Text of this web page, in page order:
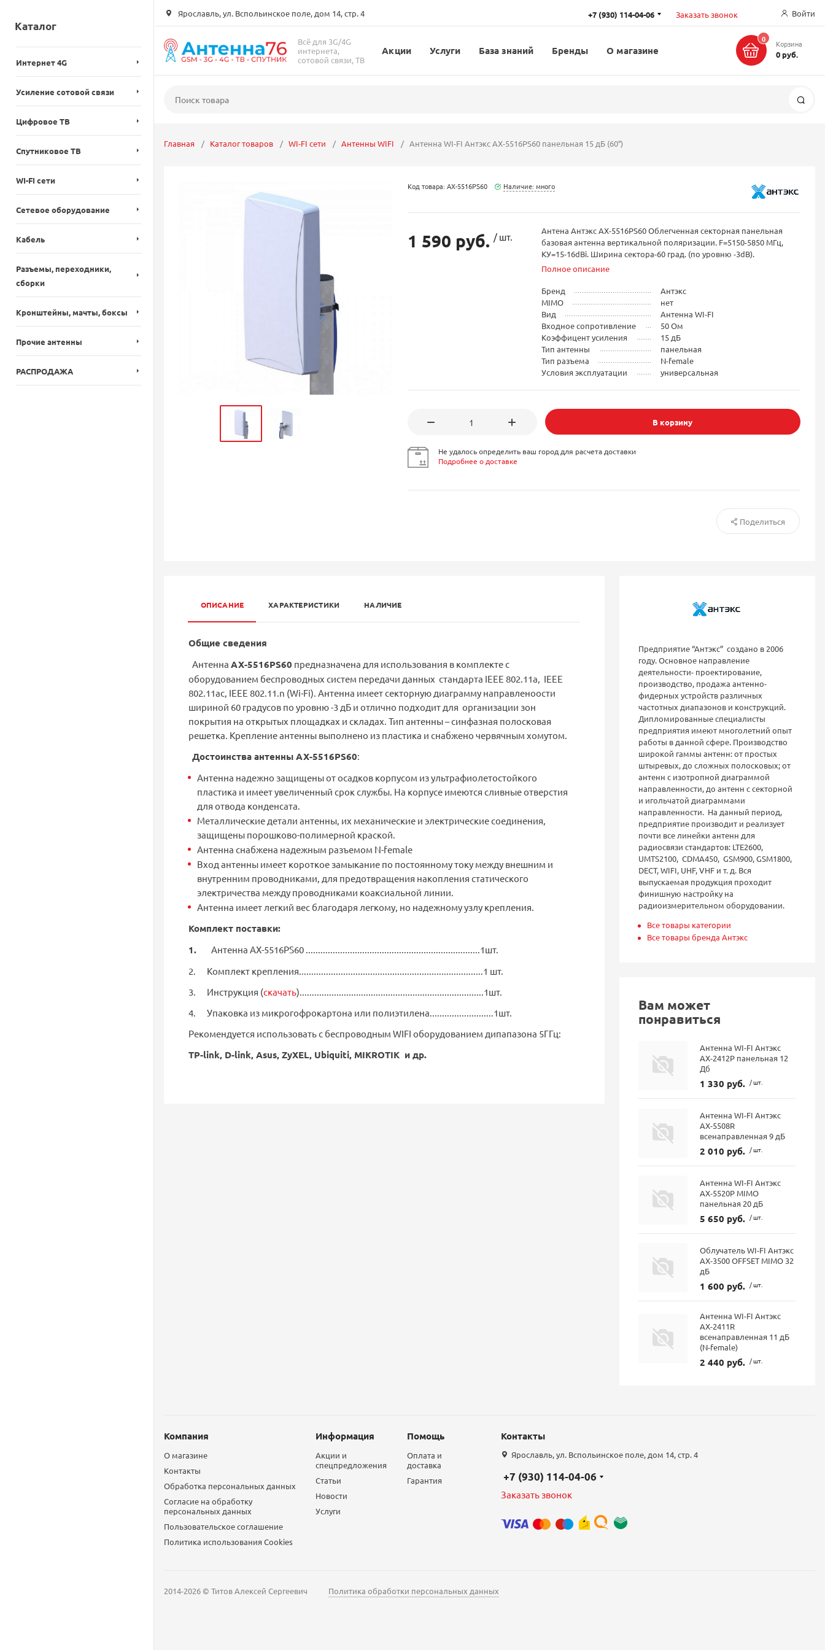
Ярославль, ул. Вспольинское поле, дом 14, стр. 4 +7 (930) 114-04-06 Заказать звонок Войти
Всё для 3G/4G
интернета,
сотовой связи, ТВ
Акции Услуги База знаний Бренды О магазине
0 Корзина
0 руб.
Каталог
Интернет 4G
Усиление сотовой связи
Цифровое ТВ
Спутниковое ТВ
WI-FI сети
Сетевое оборудование
Кабель
Разъемы, переходники,
сборки
Кронштейны, мачты, боксы
Прочие антенны
РАСПРОДАЖА
Главная Каталог товаров WI-FI сети Антенны WIFI Антенна WI-FI Антэкс AX-5516PS60 панельная 15 дБ (60°)
Код товара: AX-5516PS60 Наличие: много
1 590 руб. / шт.
Антена Антэкс AX-5516PS60 Облегченная секторная панельная
базовая антенна вертикальной поляризации. F=5150-5850 МГц,
КУ=15-16dBi. Ширина сектора-60 град. (по уровню -3dB).
Полное описание
Бренд
Антэкс
MIMO
нет
Вид
Антенна WI-FI
Входное сопротивление
50 Ом
Коэффицент усиления
15 дБ
Тип антенны
панельная
Тип разъема
N-female
Условия эксплуатации
универсальная
В корзину
Не удалось определить ваш город для расчета доставки
Подробнее о доставке
Поделиться
ОПИСАНИЕ ХАРАКТЕРИСТИКИ НАЛИЧИЕ
Общие сведения
Антенна AX-5516PS60 предназначена для использования в комплекте с
оборудованием беспроводных систем передачи данных стандарта IEEE 802.11а, IEEE
802.11aс, IEEE 802.11.n (Wi-Fi). Антенна имеет секторную диаграмму направленоости
шириной 60 градусов по уровню -3 дБ и отлично подходит для организации зон
покрытия на открытых площадках и складах. Тип антенны – синфазная полосковая
решетка. Крепление антенны выполнено из пластика и снабжено червячным хомутом.
Достоинства антенны AX-5516PS60:
Антенна надежно защищены от осадков корпусом из ультрафиолетостойкого
пластика и имеет увеличенный срок службы. На корпусе имеются сливные отверстия
для отвода конденсата.
Металлические детали антенны, их механические и электрические соединения,
защищены порошково-полимерной краской.
Антенна снабжена надежным разъемом N-female
Вход антенны имеет короткое замыкание по постоянному току между внешним и
внутренним проводниками, для предотвращения накопления статического
электричества между проводниками коаксиальной линии.
Антенна имеет легкий вес благодаря легкому, но надежному узлу крепления.
Комплект поставки:
1. Антенна AX-5516PS60 .......................................................................1шт.
2. Комплект крепления...........................................................................1 шт.
3. Инструкция (скачать)...........................................................................1шт.
4. Упаковка из микрогофрокартона или полиэтилена..........................1шт.
Рекомендуется использовать с беспроводным WIFI оборудованием дипапазона 5ГГц:
TP-link, D-link, Asus, ZyXEL, Ubiquiti, MIKROTIK и др.
Предприятие “Антэкс” создано в 2006
году. Основное направление
деятельности- проектирование,
производство, продажа антенно-
фидерных устройств различных
частотных диапазонов и конструкций.
Дипломированные специалисты
предприятия имеют многолетний опыт
работы в данной сфере. Производство
широкой гаммы антенн: от простых
штыревых, до сложных полосковых; от
антенн с изотропной диаграммой
направленности, до антенн с секторной
и игольчатой диаграммами
направленности. На данный период,
предприятие производит и реализует
почти все линейки антенн для
радиосвязи стандартов: LTE2600,
UMTS2100, CDMA450, GSM900, GSM1800,
DECT, WIFI, UHF, VHF и т. д. Вся
выпускаемая продукция проходит
финишную настройку на
радиоизмерительном оборудовании.
Все товары категории
Все товары бренда Антэкс
Вам может
понравиться
Антенна WI-FI Антэкс
AX-2412P панельная 12
Дб
1 330 руб. / шт.
Антенна WI-FI Антэкс
AX-5508R
всенаправленная 9 дБ
2 010 руб. / шт.
Антенна WI-FI Антэкс
AX-5520P MIMO
панельная 20 дБ
5 650 руб. / шт.
Облучатель WI-FI Антэкс
AX-3500 OFFSET MIMO 32
дБ
1 600 руб. / шт.
Антенна WI-FI Антэкс
AX-2411R
всенаправленная 11 дБ
(N-female)
2 440 руб. / шт.
Компания
О магазине
Контакты
Обработка персональных данных
Согласие на обработку
персональных данных
Пользовательское соглашение
Политика использования Сookies
Информация
Акции и
спецпредложения
Статьи
Новости
Услуги
Помощь
Оплата и
доставка
Гарантия
Контакты
Ярославль, ул. Вспольинское поле, дом 14, стр. 4
+7 (930) 114-04-06
Заказать звонок
2014-2026 © Титов Алексей Сергеевич Политика обработки персональных данных